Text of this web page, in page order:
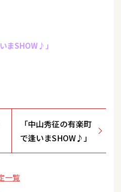
まSHOW♪」
「中山秀征の有楽町
で逢いまSHOW♪」
一覧